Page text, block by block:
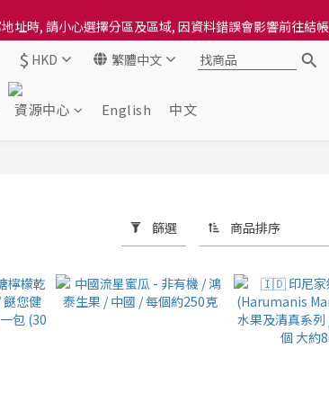
址時, 請小心選擇分區及區域, 因資料錯誤會影響前往結帳
址時, 請小心選擇分區及區域, 因資料錯誤會影響前往結帳
及平原雞等，想食靚雞就要嚟《餸您健康》
址時, 請小心選擇分區及區域, 因資料錯誤會影響前往結帳
$ HKD 繁體中文
資源中心 English 中文
篩選 商品排序